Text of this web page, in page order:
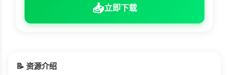
📥立即下载
📝 资源介绍